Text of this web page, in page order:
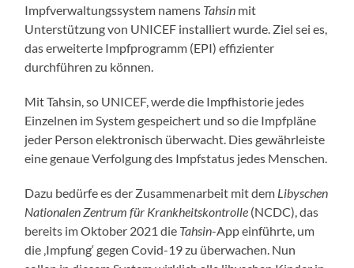
Impfverwaltungssystem namens Tahsin mit
Unterstützung von UNICEF installiert wurde. Ziel sei es,
das erweiterte Impfprogramm (EPI) effizienter
durchführen zu können.
Mit Tahsin, so UNICEF, werde die Impfhistorie jedes
Einzelnen im System gespeichert und so die Impfpläne
jeder Person elektronisch überwacht. Dies gewährleiste
eine genaue Verfolgung des Impfstatus jedes Menschen.
Dazu bedürfe es der Zusammenarbeit mit dem Libyschen
Nationalen Zentrum für Krankheitskontrolle (NCDC), das
bereits im Oktober 2021 die Tahsin-App einführte, um
die ‚Impfung‘ gegen Covid-19 zu überwachen. Nun